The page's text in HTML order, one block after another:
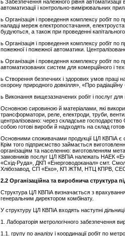
ь Забезпечення належного рівня автоматизації
автоматизації і контрольно-вимірювальних
ь Організація і проведення комплексу робіт
наладці мереж електропостачання,
будуються, а також при проведенні
ь Організація і проведення комплексу робіт
пожежної і пожежної автоматики.
ь Організація і проведення комплексу робіт по
автоматизованих систем для комерційного і
ь Створення безпечних і здорових умов праці
охорону природного довкілля», «Про радіаційну
ь Виконання вищезазначених робіт і послуг для
Основною сировиною й матеріалами, які
трансформатори, реле, електроди, труби,
централізовано: через складське
собою готові вироби й надходять на склад
Основними споживачами продукції ЦЛ КВПіА є
Крім того підприємство займається
організаціям та населенню: виготовленням
замовників послуг ЦЛ КВПіА належать НАЕК
«Схід-Руда», ДКП «Енерговодоканал» смт.
Хлібозавод, СП «Еко», КП ЖТМ, НТЦ КПРВ,
2.2 Організаційна та виробнича структура
Структура ЦЛ КВПіА визначається з
генеральним директором комбінату.
У структуру ЦЛ КВПіА входять наступні
1. Лабораторія метрологічного забезпечення
1.1. групу по аналізу і координації робіт по